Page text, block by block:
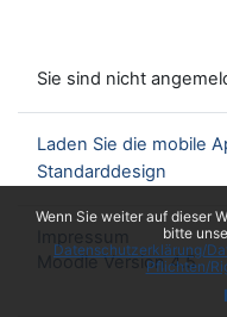
Wenn Sie weiter auf dieser
bitte
Datenschutzerklärung/
Pflichten/
Sie sind nicht
Laden Sie die mobile
Standarddesign
Moodle Version 4.5